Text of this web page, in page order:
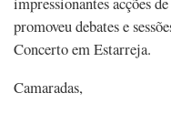
promoveu debates e
Concerto em Estarreja.
Camaradas,